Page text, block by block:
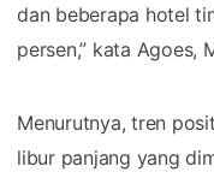
dan beberapa hotel
persen,” kata Agoes,
Menurutnya, tren
libur panjang yang